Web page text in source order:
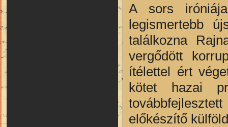
A sors
legismertebb
találkozna
vergődött
ítélettel ért
kötet hazai
előkészítő